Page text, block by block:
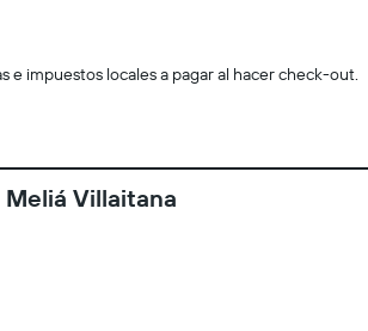
e impuestos locales a pagar al hacer check-out.
Villaitana